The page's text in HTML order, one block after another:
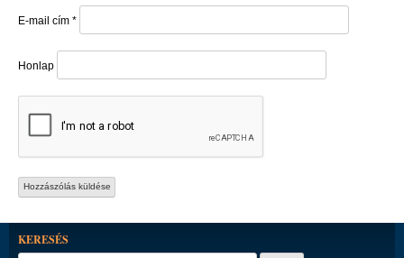
E-mail cím *
Honlap
KERESÉS